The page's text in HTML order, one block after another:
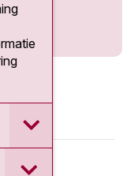
open / sluit
open / sluit